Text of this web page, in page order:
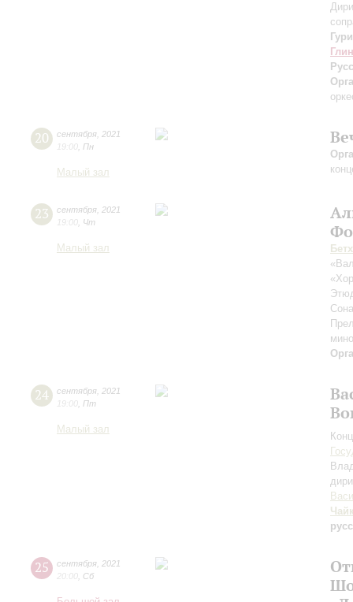
20 сентября 2021
19:00 Пн
Малый зал
23 сентября 2021
19:00 Чт
Малый зал
24 сентября 2021
19:00 Пт
Малый зал
25 сентября 2021
20:00 Сб